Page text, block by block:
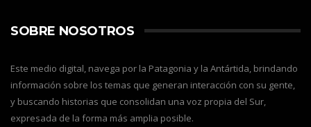
SOBRE NOSOTROS
Este medio digital, navega por la Patagonia y la Antártida, brindando
información sobre los temas que generan interacción con su gente,
y buscando historias que consolidan una voz propia del Sur,
expresada de la forma más amplia posible.